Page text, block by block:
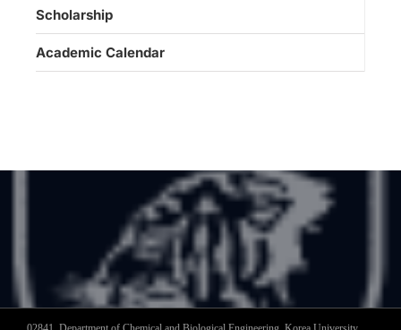
Scholarship
Academic Calendar